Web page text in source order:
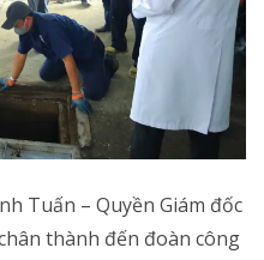
Tuấn – Quyền Giám đốc
thành đến đoàn công
sẽ nghiêm túc tiếp thu
triển khai các biện
hiệu quả, góp phần xây
an toàn – xanh –